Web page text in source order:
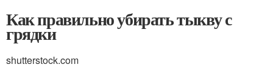
Как правильно убирать тыкву с
грядки
shutterstock.com